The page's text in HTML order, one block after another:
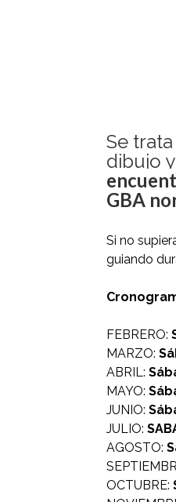
Se
dibujo
GBA
Si no
guiando
FEBRERO:
MARZO:
ABRIL:
MAYO:
JUNIO:
JULIO:
AGOSTO:
OCTUBRE: